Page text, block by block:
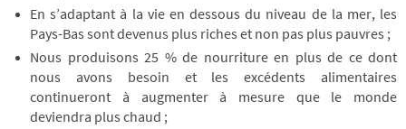
En s’adaptant à la vie en dessous du niveau de la mer, les
Pays-Bas sont devenus plus riches et non pas plus pauvres ;
Nous produisons 25 % de nourriture en plus de ce dont
nous avons besoin et les excédents alimentaires
continueront à augmenter à mesure que le monde
deviendra plus chaud ;